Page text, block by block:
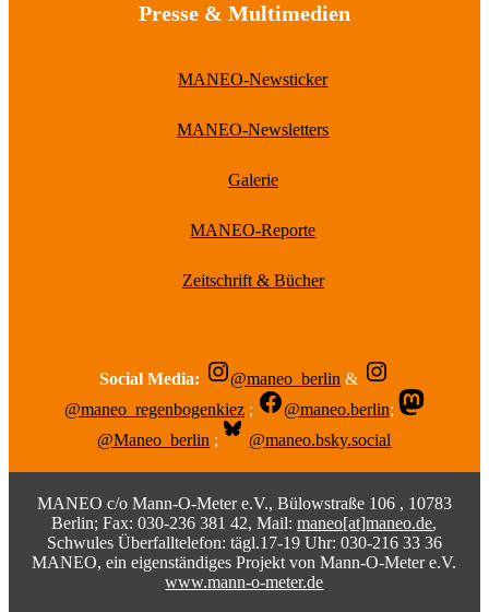
Presse & Multimedien
MANEO-Newsticker
MANEO-Newsletters
Galerie
MANEO-Reporte
Zeitschrift & Bücher
Social Media: @maneo_berlin &
@maneo_regenbogenkiez ; @maneo.berlin;
@Maneo_berlin ; @maneo.bsky.social
MANEO c/o Mann-O-Meter e.V., Bülowstraße 106 , 10783
Berlin; Fax: 030-236 381 42, Mail:maneo[at]maneo.de,
Schwules Überfalltelefon: tägl.17-19 Uhr: 030-216 33 36
MANEO, ein eigenständiges Projekt von Mann-O-Meter e.V.
www.mann-o-meter.de